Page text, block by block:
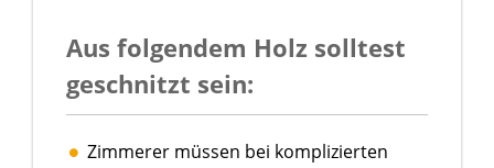
Aus folgendem Holz solltest
geschnitzt sein:
Zimmerer müssen bei komplizierten